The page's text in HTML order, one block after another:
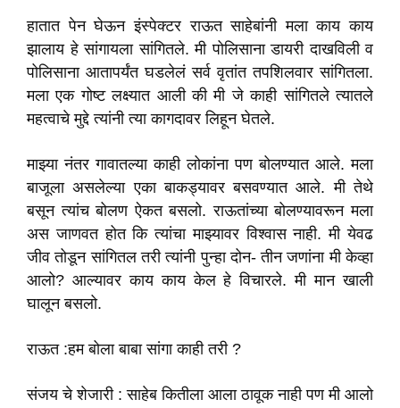
हातात पेन घेऊन इंस्पेक्टर राऊत साहेबांनी मला काय काय
झालाय हे सांगायला सांगितले. मी पोलिसाना डायरी दाखविली व
पोलिसाना आतापर्यंत घडलेलं सर्व वृतांत तपशिलवार सांगितला.
मला एक गोष्ट लक्ष्यात आली की मी जे काही सांगितले त्यातले
महत्वाचे मुद्दे त्यांनी त्या कागदावर लिहून घेतले.
माझ्या नंतर गावातल्या काही लोकांना पण बोलण्यात आले. मला
बाजूला असलेल्या एका बाकड्यावर बसवण्यात आले. मी तेथे
बसून त्यांच बोलण ऐकत बसलो. राऊतांच्या बोलण्यावरून मला
अस जाणवत होत कि त्यांचा माझ्यावर विश्वास नाही. मी येवढ
जीव तोडून सांगितल तरी त्यांनी पुन्हा दोन- तीन जणांना मी केव्हा
आलो? आल्यावर काय काय केल हे विचारले. मी मान खाली
घालून बसलो.
राऊत :हम बोला बाबा सांगा काही तरी ?
संजय चे शेजारी : साहेब कितीला आला ठावूक नाही पण मी आलो